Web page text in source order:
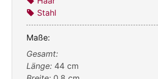
Stahl
Maße:
Gesamt:
Länge: 44 cm